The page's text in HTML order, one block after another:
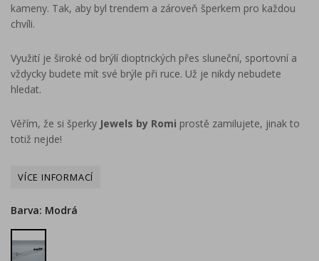
kameny. Tak, aby byl trendem a zároveň šperkem pro každou
chvíli.
Využití je široké od brýlí dioptrických přes sluneční, sportovní a
vždycky budete mít své brýle při ruce. Už je nikdy nebudete
hledat.
Věřím, že si šperky Jewels by Romi prostě zamilujete, jinak to
totiž nejde!
Barva: Modrá
Modrá